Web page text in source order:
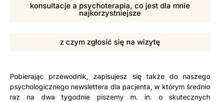
konsultacje a psychoterapia, co jest dla mnie
najkorzystniejsze
z czym zgłosić się na wizytę
Pobierając przewodnik, zapisujesz się także do naszego
psychologicznego newslettera dla pacjenta, w którym średnio
raz na dwa tygodnie piszemy m. in. o skutecznych